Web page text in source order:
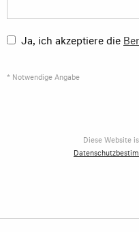
Ja, ich akzeptiere die
* Notwendige Angabe
Diese Website